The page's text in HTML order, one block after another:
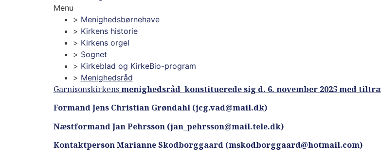
Menu
Menighedsbørnehave
Kirkens historie
Kirkens orgel
Sognet
Kirkeblad og KirkeBio-program
Menighedsråd
Garnisonskirkens menighedsråd konstituerede sig d. 6. november 2025 med
Formand Jens Christian Grøndahl (jcg.vad@mail.dk)
Næstformand Jan Pehrsson (jan_pehrsson@mail.tele.dk)
Kontaktperson Marianne Skodborggaard (mskodborggaard@hotmail.com)